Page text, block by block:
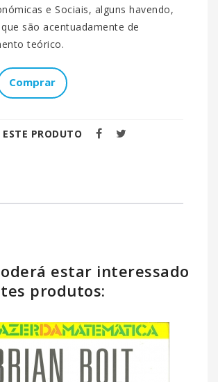
e Sociais, alguns havendo,
são acentuadamente de
teórico.
Comprar
PRODUTO
estar interessado
produtos: